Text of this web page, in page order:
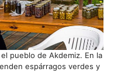
pueblo de Akdemiz. En la
espárragos verdes y